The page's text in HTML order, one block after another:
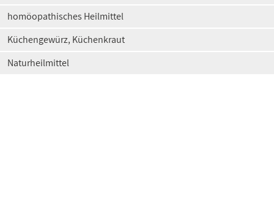
homöopathisches Heilmittel
Küchengewürz, Küchenkraut
Naturheilmittel